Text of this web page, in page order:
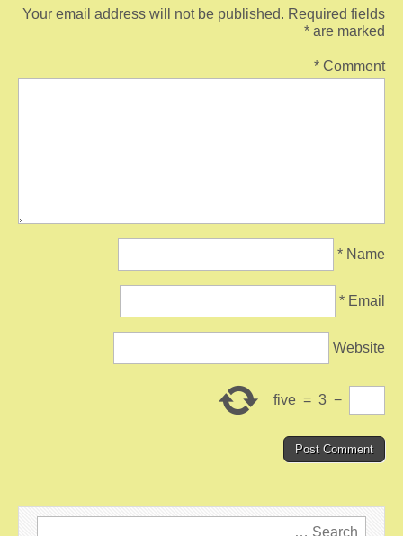
Your email address will not be published. Required fields
are marked
*
Comment
*
Name
*
Email
*
Website
−
3
=
five
Search